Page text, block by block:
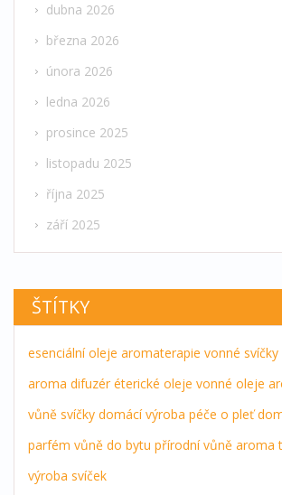
dubna 2026
března 2026
února 2026
ledna 2026
prosince 2025
listopadu 2025
října 2025
září 2025
ŠTÍTKY
esenciální oleje aromaterapie vonné svíčky
aroma difuzér éterické oleje vonné oleje
vůně svíčky domácí výroba péče o pleť
parfém vůně do bytu přírodní vůně aroma
výroba svíček